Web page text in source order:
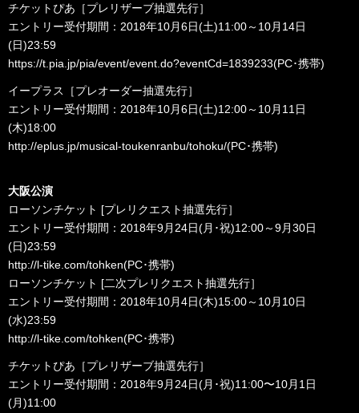
チケットぴあ［プレリザーブ抽選先行］
エントリー受付期間：2018年10月6日(土)11:00～10月14日
(日)23:59
https://t.pia.jp/pia/event/event.do?eventCd=1839233(PC･携帯)
イープラス［プレオーダー抽選先行］
エントリー受付期間：2018年10月6日(土)12:00～10月11日
(木)18:00
http://eplus.jp/musical-toukenranbu/tohoku/(PC･携帯)
大阪公演
ローソンチケット [プレリクエスト抽選先行］
エントリー受付期間：2018年9月24日(月･祝)12:00～9月30日
(日)23:59
http://l-tike.com/tohken(PC･携帯)
ローソンチケット [二次プレリクエスト抽選先行］
エントリー受付期間：2018年10月4日(木)15:00～10月10日
(水)23:59
http://l-tike.com/tohken(PC･携帯)
チケットぴあ［プレリザーブ抽選先行］
エントリー受付期間：2018年9⽉24⽇(月･祝)11:00〜10月1⽇
(⽉)11:00